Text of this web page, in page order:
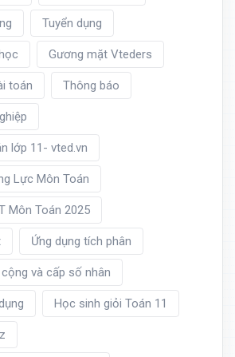
Tuyển dụng
Gương mặt Vteders
toán Thông báo
lớp 11- vted.vn
Lực Môn Toán
Môn Toán 2025
Ứng dụng tích phân
và cấp số nhân
Học sinh giỏi Toán 11